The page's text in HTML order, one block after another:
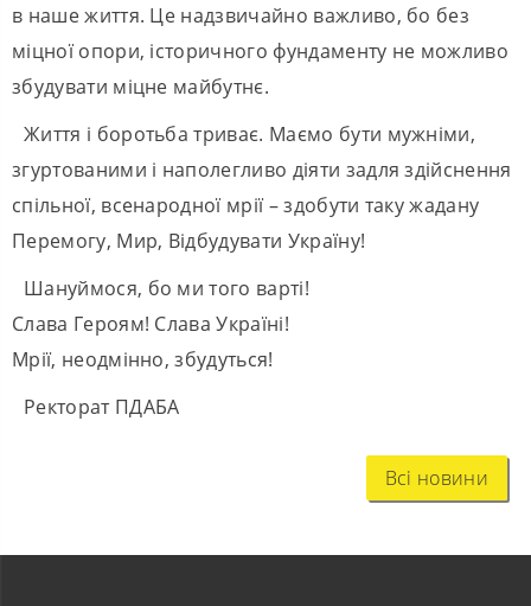
в наше життя. Це надзвичайно важливо, бо без
міцної опори, історичного фундаменту не можливо
збудувати міцне майбутнє.
Життя і боротьба триває. Маємо бути мужніми,
згуртованими і наполегливо діяти задля здійснення
спільної, всенародної мрії – здобути таку жадану
Перемогу, Мир, Відбудувати Україну!
Шануймося, бо ми того варті!
Слава Героям! Слава Україні!
Мрії, неодмінно, збудуться!
Ректорат ПДАБА
Всі новини